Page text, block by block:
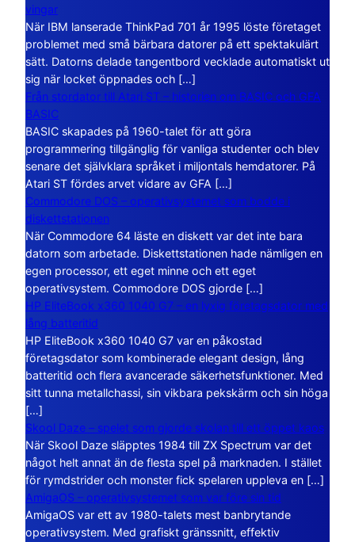
vingar
När IBM lanserade ThinkPad 701 år 1995 löste företaget
problemet med små bärbara datorer på ett spektakulärt
sätt. Datorns delade tangentbord vecklade automatiskt ut
sig när locket öppnades och […]
Från stordator till Atari ST – historien om BASIC och GFA
BASIC
BASIC skapades på 1960-talet för att göra
programmering tillgänglig för vanliga studenter och blev
senare det självklara språket i miljontals hemdatorer. På
Atari ST fördes arvet vidare av GFA […]
Commodore DOS – operativsystemet som bodde i
diskettstationen
När Commodore 64 läste en diskett var det inte bara
datorn som arbetade. Diskettstationen hade nämligen en
egen processor, ett eget minne och ett eget
operativsystem. Commodore DOS gjorde […]
HP EliteBook x360 1040 G7 – en lyxig företagsdator med
lång batteritid
HP EliteBook x360 1040 G7 var en påkostad
företagsdator som kombinerade elegant design, lång
batteritid och flera avancerade säkerhetsfunktioner. Med
sitt tunna metallchassi, sin vikbara pekskärm och sin höga
[…]
Skool Daze – spelet som gjorde skolan till ett öppet kaos
När Skool Daze släpptes 1984 till ZX Spectrum var det
något helt annat än de flesta spel på marknaden. I stället
för rymdstrider och monster fick spelaren uppleva en […]
AmigaOS – operativsystemet som var före sin tid
AmigaOS var ett av 1980-talets mest banbrytande
operativsystem. Med grafiskt gränssnitt, effektiv